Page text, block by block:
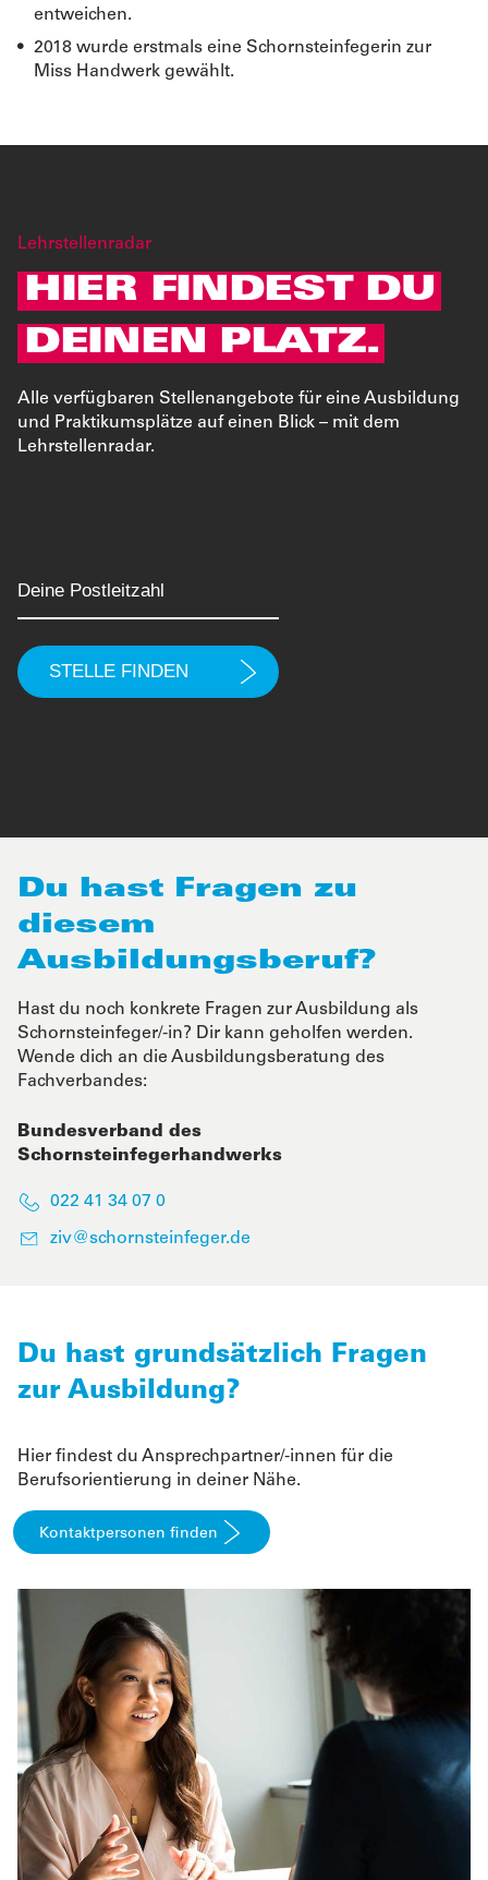
entweichen.
2018 wurde erstmals eine Schornsteinfegerin zur
Miss Handwerk gewählt.
Lehrstellenradar
HIER FINDEST DU
DEINEN PLATZ.
Alle verfügbaren Stellenangebote für eine Ausbildung
und Praktikumsplätze auf einen Blick – mit dem
Lehrstellenradar.
Du hast Fragen zu
diesem
Ausbildungsberuf?
Hast du noch konkrete Fragen zur Ausbildung als
Schornsteinfeger/-in? Dir kann geholfen werden.
Wende dich an die Ausbildungsberatung des
Fachverbandes:
Bundesverband des
Schornsteinfegerhandwerks
022 41 34 07 0
ziv@schornsteinfeger.de
Du hast grundsätzlich Fragen
zur Ausbildung?
Hier findest du Ansprechpartner/-innen für die
Berufsorientierung in deiner Nähe.
Kontaktpersonen finden